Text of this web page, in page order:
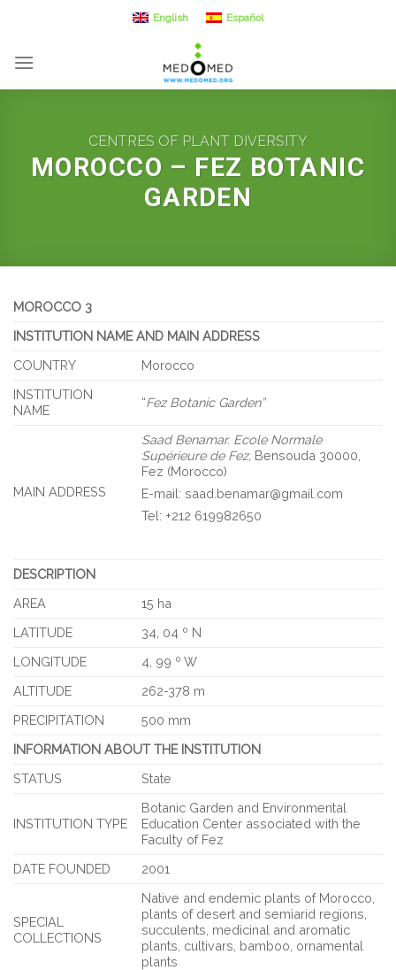
content
English Español
CENTRES OF PLANT DIVERSITY
MOROCCO – FEZ BOTANIC
GARDEN
MOROCCO 3
INSTITUTION NAME AND MAIN ADDRESS
COUNTRY
Morocco
INSTITUTION
NAME
“Fez Botanic Garden”
MAIN ADDRESS
Saad Benamar. Ecole Normale
Supérieure de Fez, Bensouda 30000,
Fez (Morocco)
E-mail: saad.benamar@gmail.com
Tel: +212 619982650
DESCRIPTION
AREA
15 ha
LATITUDE
34, 04 º N
LONGITUDE
4, 99 º W
ALTITUDE
262-378 m
PRECIPITATION
500 mm
INFORMATION ABOUT THE INSTITUTION
STATUS
State
INSTITUTION TYPE
Botanic Garden and Environmental
Education Center associated with the
Faculty of Fez
DATE FOUNDED
2001
SPECIAL
COLLECTIONS
Native and endemic plants of Morocco,
plants of desert and semiarid regions,
succulents, medicinal and aromatic
plants, cultivars, bamboo, ornamental
plants